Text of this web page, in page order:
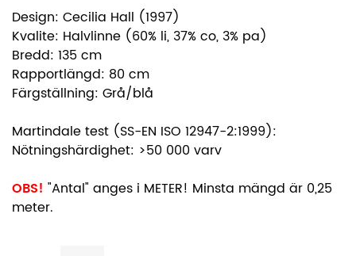
Design: Cecilia Hall (1997)
Kvalite: Halvlinne (60% li, 37% co, 3% pa)
Bredd: 135 cm
Rapportlängd: 80 cm
Färgställning: Grå/blå
Martindale test (SS-EN ISO 12947-2:1999):
Nötningshärdighet: >50 000 varv
OBS! "Antal" anges i METER! Minsta mängd är 0,25
meter.